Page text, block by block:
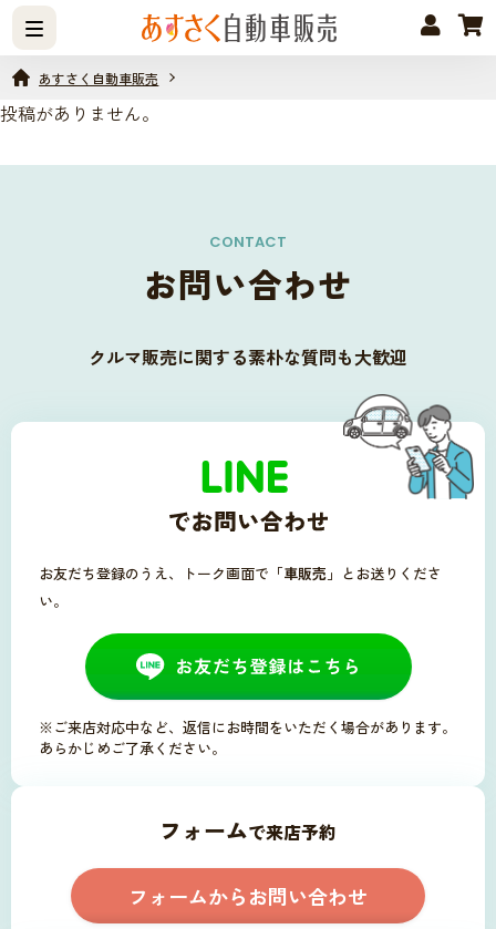
あすさく自動車販売
投稿がありません。
CONTACT
お問い合わせ
クルマ販売に関する素朴な質問も大歓迎
お友だち登録のうえ、トーク画面で 「車販売」 とお送りくださ
い。
※ご来店対応中など、返信にお時間をいただく場合があります。
あらかじめご了承ください。
フォームで来店予約
フォームからお問い合わせ